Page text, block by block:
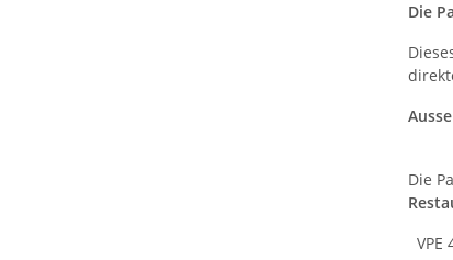
Die
Die
VPE